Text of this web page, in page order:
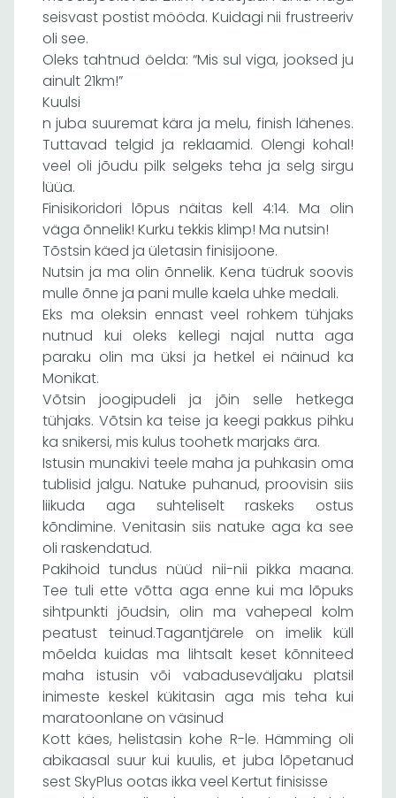
seisvast postist mööda. Kuidagi nii frustreeriv
oli see.
Oleks tahtnud öelda: “Mis sul viga, jooksed ju
ainult 21km!”
Kuulsi
n juba suuremat kära ja melu, finish lähenes.
Tuttavad telgid ja reklaamid. Olengi kohal!
veel oli jõudu pilk selgeks teha ja selg sirgu
lüüa.
Finisikoridori lõpus näitas kell 4:14. Ma olin
väga õnnelik! Kurku tekkis klimp! Ma nutsin!
Tõstsin käed ja ületasin finisijoone.
Nutsin ja ma olin õnnelik. Kena tüdruk soovis
mulle õnne ja pani mulle kaela uhke medali.
Eks ma oleksin ennast veel rohkem tühjaks
nutnud kui oleks kellegi najal nutta aga
paraku olin ma üksi ja hetkel ei näinud ka
Monikat.
Võtsin joogipudeli ja jõin selle hetkega
tühjaks. Võtsin ka teise ja keegi pakkus pihku
ka snikersi, mis kulus toohetk marjaks ära.
Istusin munakivi teele maha ja puhkasin oma
tublisid jalgu. Natuke puhanud, proovisin siis
liikuda aga suhteliselt raskeks ostus
kõndimine. Venitasin siis natuke aga ka see
oli raskendatud.
Pakihoid tundus nüüd nii-nii pikka maana.
Tee tuli ette võtta aga enne kui ma lõpuks
sihtpunkti jõudsin, olin ma vahepeal kolm
peatust teinud.Tagantjärele on imelik küll
mõelda kuidas ma lihtsalt keset kõnniteed
maha istusin või vabaduseväljaku platsil
inimeste keskel kükitasin aga mis teha kui
maratoonlane on väsinud
Kott käes, helistasin kohe R-le. Hämming oli
abikaasal suur kui kuulis, et juba lõpetanud
sest SkyPlus ootas ikka veel Kertut finisisse